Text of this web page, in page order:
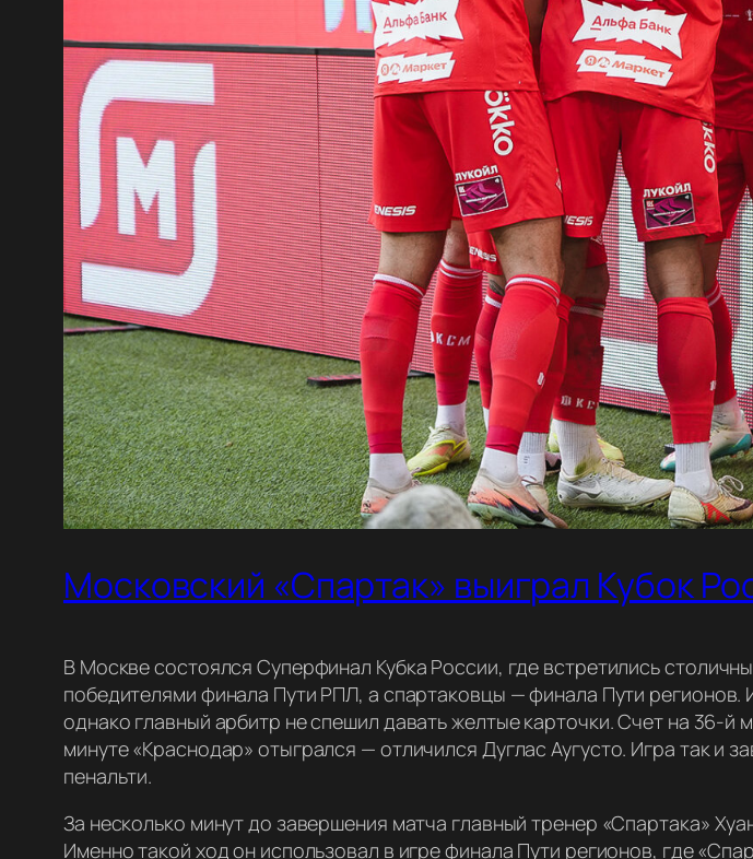
Московский «Спартак» выиграл Кубок
В Москве состоялся Суперфинал Кубка России, где встретились
победителями финала Пути РПЛ, а спартаковцы — финала Пути
однако главный арбитр не спешил давать желтые карточки. Счет на 36-
минуте «Краснодар» отыгрался — отличился Дуглас Аугусто. Игра так и
пенальти.
За несколько минут до завершения матча главный тренер «Спартака»
Именно такой ход он использовал в игре финала Пути регионов, где